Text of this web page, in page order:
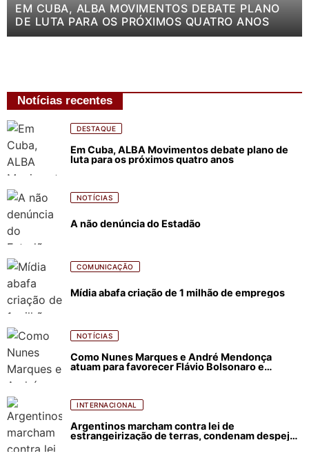
EM CUBA, ALBA MOVIMENTOS DEBATE PLANO
DE LUTA PARA OS PRÓXIMOS QUATRO ANOS
Notícias recentes
DESTAQUE
Em Cuba, ALBA Movimentos debate plano de
luta para os próximos quatro anos
NOTÍCIAS
A não denúncia do Estadão
COMUNICAÇÃO
Mídia abafa criação de 1 milhão de empregos
NOTÍCIAS
Como Nunes Marques e André Mendonça
atuam para favorecer Flávio Bolsonaro e
INTERNACIONAL
Argentinos marcham contra lei de
estrangeirização de terras, condenam despejos